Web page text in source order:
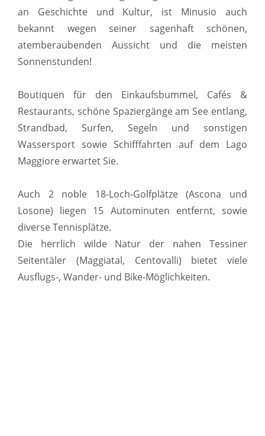
an Geschichte und Kultur, ist Minusio auch
bekannt wegen seiner sagenhaft schönen,
atemberaubenden Aussicht und die meisten
Sonnenstunden!
Boutiquen für den Einkaufsbummel, Cafés &
Restaurants, schöne Spaziergänge am See entlang,
Strandbad, Surfen, Segeln und sonstigen
Wassersport sowie Schifffahrten auf dem Lago
Maggiore erwartet Sie.
Auch 2 noble 18-Loch-Golfplätze (Ascona und
Losone) liegen 15 Autominuten entfernt, sowie
diverse Tennisplätze.
Die herrlich wilde Natur der nahen Tessiner
Seitentäler (Maggiatal, Centovalli) bietet viele
Ausflugs-, Wander- und Bike-Möglichkeiten.